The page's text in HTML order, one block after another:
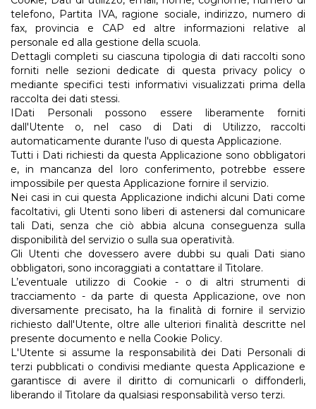
telefono, Partita IVA, ragione sociale, indirizzo, numero di
fax, provincia e CAP ed altre informazioni relative al
personale ed alla gestione della scuola.
Dettagli completi su ciascuna tipologia di dati raccolti sono
forniti nelle sezioni dedicate di questa privacy policy o
mediante specifici testi informativi visualizzati prima della
raccolta dei dati stessi.
IDati Personali possono essere liberamente forniti
dall'Utente o, nel caso di Dati di Utilizzo, raccolti
automaticamente durante l'uso di questa Applicazione.
Tutti i Dati richiesti da questa Applicazione sono obbligatori
e, in mancanza del loro conferimento, potrebbe essere
impossibile per questa Applicazione fornire il servizio.
Nei casi in cui questa Applicazione indichi alcuni Dati come
facoltativi, gli Utenti sono liberi di astenersi dal comunicare
tali Dati, senza che ciò abbia alcuna conseguenza sulla
disponibilità del servizio o sulla sua operatività.
Gli Utenti che dovessero avere dubbi su quali Dati siano
obbligatori, sono incoraggiati a contattare il Titolare.
L’eventuale utilizzo di Cookie - o di altri strumenti di
tracciamento - da parte di questa Applicazione, ove non
diversamente precisato, ha la finalità di fornire il servizio
richiesto dall'Utente, oltre alle ulteriori finalità descritte nel
presente documento e nella Cookie Policy.
L'Utente si assume la responsabilità dei Dati Personali di
terzi pubblicati o condivisi mediante questa Applicazione e
garantisce di avere il diritto di comunicarli o diffonderli,
liberando il Titolare da qualsiasi responsabilità verso terzi.